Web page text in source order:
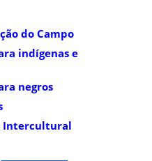
do Campo
indígenas e
negros
Intercultural